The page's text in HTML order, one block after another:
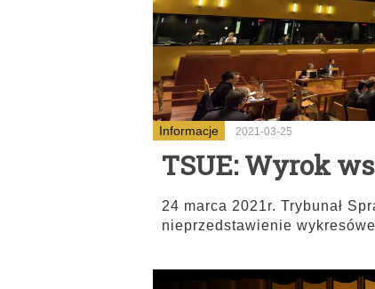
Informacje 2021-03-25
TSUE: Wyrok
24 marca 2021r. Trybunał
nieprzedstawienie